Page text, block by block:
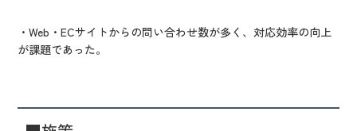
・Web・ECサイトからの問い合わせ数が多く、対応効率の向上
が課題であった。